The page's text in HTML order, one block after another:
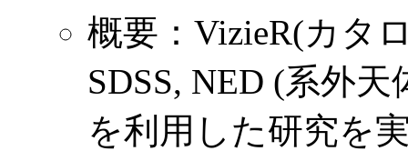
概要：VizieR(カタ
SDSS, NED (系外
を利用した研究を